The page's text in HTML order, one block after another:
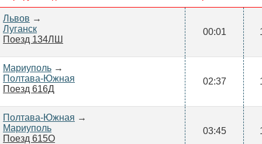
Львов →
Луганск
Поезд 134ЛШ
00:01
Мариуполь →
Полтава-Южная
Поезд 616Д
02:37
Полтава-Южная →
Мариуполь
Поезд 615О
03:45